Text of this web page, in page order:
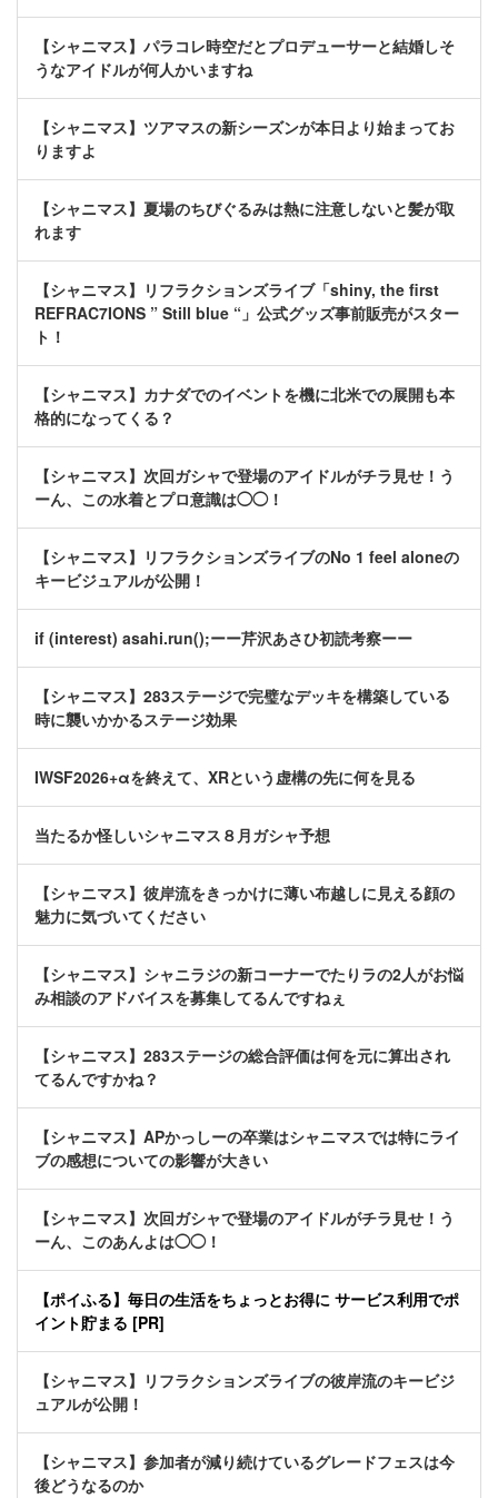
【シャニマス】パラコレ時空だとプロデューサーと結婚しそ
うなアイドルが何人かいますね
【シャニマス】ツアマスの新シーズンが本日より始まってお
りますよ
【シャニマス】夏場のちびぐるみは熱に注意しないと髪が取
れます
【シャニマス】リフラクションズライブ「shiny, the first
REFRAC7IONS ” Still blue “」公式グッズ事前販売がスター
ト！
【シャニマス】カナダでのイベントを機に北米での展開も本
格的になってくる？
【シャニマス】次回ガシャで登場のアイドルがチラ見せ！う
ーん、この水着とプロ意識は◯◯！
【シャニマス】リフラクションズライブのNo 1 feel aloneの
キービジュアルが公開！
if (interest) asahi.run();ーー芹沢あさひ初読考察ーー
【シャニマス】283ステージで完璧なデッキを構築している
時に襲いかかるステージ効果
IWSF2026+αを終えて、XRという虚構の先に何を見る
当たるか怪しいシャニマス８月ガシャ予想
【シャニマス】彼岸流をきっかけに薄い布越しに見える顔の
魅力に気づいてください
【シャニマス】シャニラジの新コーナーでたりラの2人がお悩
み相談のアドバイスを募集してるんですねぇ
【シャニマス】283ステージの総合評価は何を元に算出され
てるんですかね？
【シャニマス】APかっしーの卒業はシャニマスでは特にライ
ブの感想についての影響が大きい
【シャニマス】次回ガシャで登場のアイドルがチラ見せ！う
ーん、このあんよは◯◯！
【ポイふる】毎日の生活をちょっとお得に サービス利用でポ
イント貯まる [PR]
【シャニマス】リフラクションズライブの彼岸流のキービジ
ュアルが公開！
【シャニマス】参加者が減り続けているグレードフェスは今
後どうなるのか